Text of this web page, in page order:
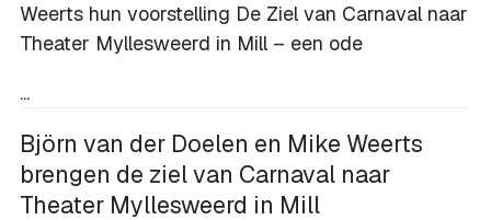
Weerts hun voorstelling De Ziel van Carnaval naar
Theater Myllesweerd in Mill – een ode
...
Björn van der Doelen en Mike Weerts
brengen de ziel van Carnaval naar
Theater Myllesweerd in Mill